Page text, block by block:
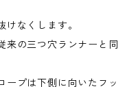
なくします。
来の三つ穴ランナーと同
ープは下側に向いたフッ